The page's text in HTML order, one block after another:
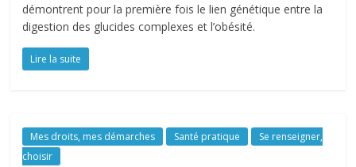
démontrent pour la première fois le lien génétique entre la
digestion des glucides complexes et l’obésité.
Lire la suite
Mes droits, mes démarches Santé pratique
Se renseigner,
choisir